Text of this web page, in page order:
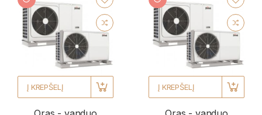
Į KREPŠELĮ Į KREPŠELĮ